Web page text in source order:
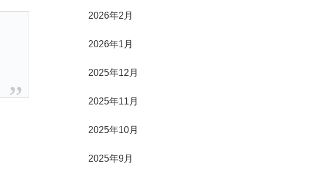
2026年2月
2026年1月
2025年12月
2025年11月
2025年10月
2025年9月